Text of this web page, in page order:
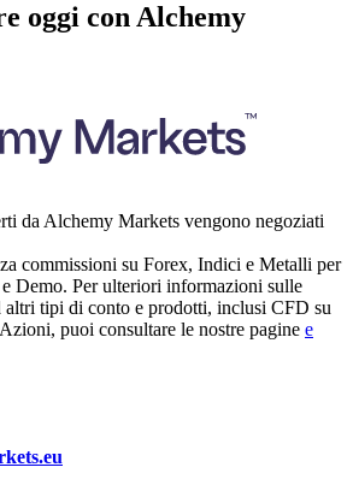
oggi con Alchemy
da Alchemy Markets vengono negoziati
commissioni su Forex, Indici e Metalli per
Demo. Per ulteriori informazioni sulle
altri tipi di conto e prodotti, inclusi CFD su
puoi consultare le nostre pagine e